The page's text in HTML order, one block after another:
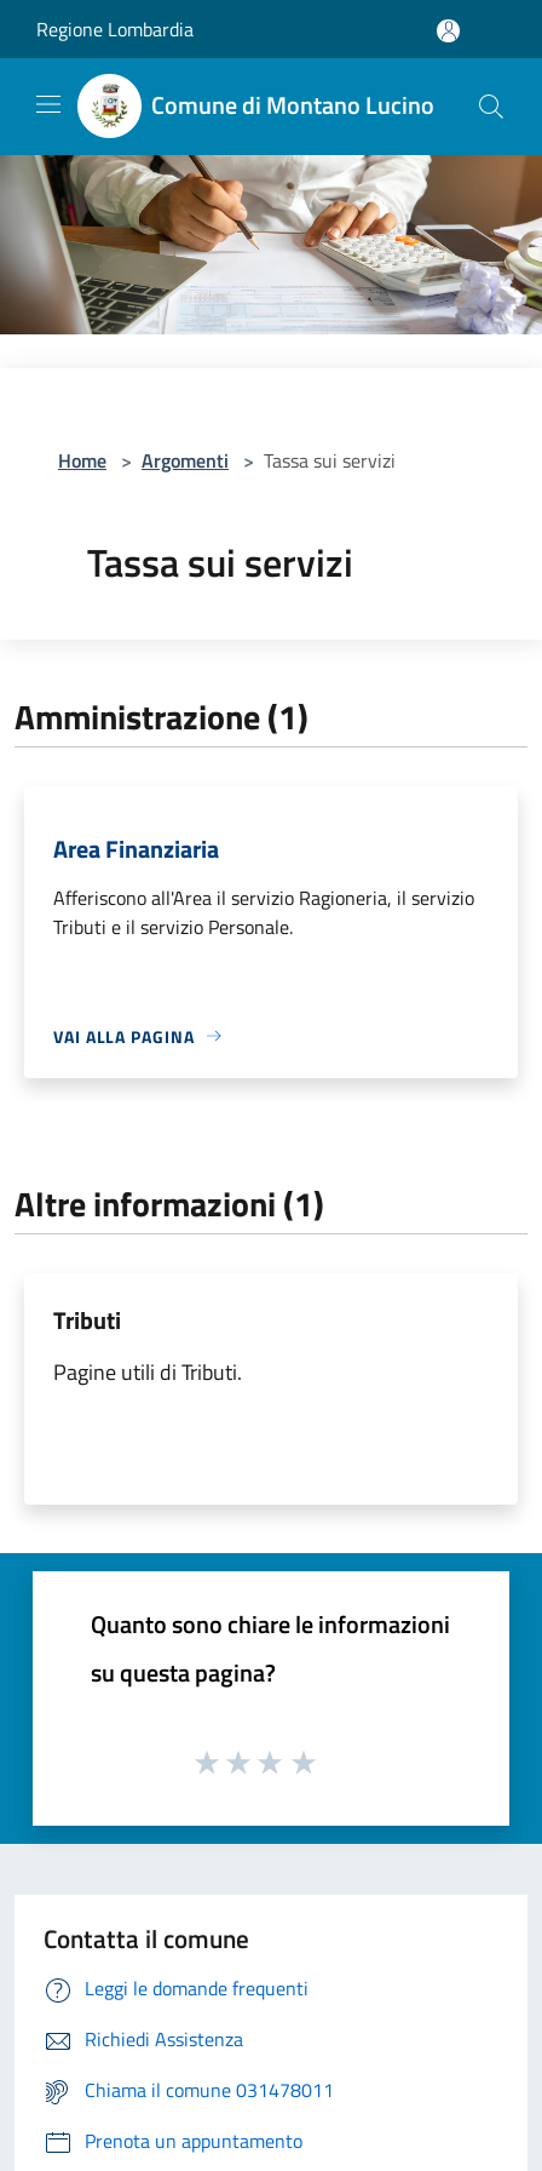
Regione Lombardia
Comune di Montano Lucino
Home > Argomenti > Tassa sui servizi
Tassa sui servizi
Amministrazione (1)
Area Finanziaria
Afferiscono all'Area il servizio Ragioneria, il servizio
Tributi e il servizio Personale.
VAI ALLA PAGINA
Altre informazioni (1)
Tributi
Pagine utili di Tributi.
Quanto sono chiare le informazioni
su questa pagina?
Contatta il comune
Leggi le domande frequenti
Richiedi Assistenza
Chiama il comune 031478011
Prenota un appuntamento